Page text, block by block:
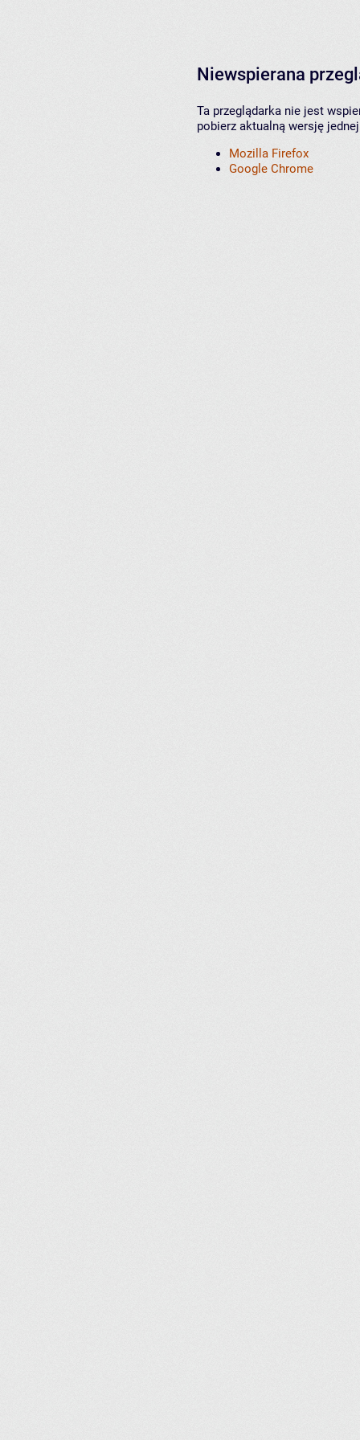
Niewspierana
Ta przeglądarka nie jest
pobierz aktualną wersję
Mozilla Firefox
Google Chrome